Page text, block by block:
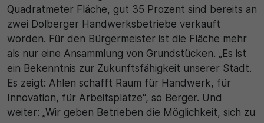
Quadratmeter Fläche, gut 35 Prozent sind bereits an
zwei Dolberger Handwerksbetriebe verkauft
worden. Für den Bürgermeister ist die Fläche mehr
als nur eine Ansammlung von Grundstücken. „Es ist
ein Bekenntnis zur Zukunftsfähigkeit unserer Stadt.
Es zeigt: Ahlen schafft Raum für Handwerk, für
Innovation, für Arbeitsplätze“, so Berger. Und
weiter: „Wir geben Betrieben die Möglichkeit, sich zu